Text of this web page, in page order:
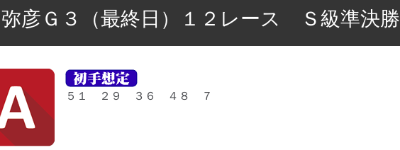
弥彦Ｇ３（最終日）１２レース Ｓ級準決勝
５１ ２９ ３６ ４８ ７